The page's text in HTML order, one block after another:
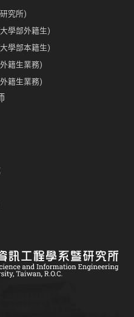
究所)
學部外籍生)
學部本籍生)
籍生業務)
籍生業務)